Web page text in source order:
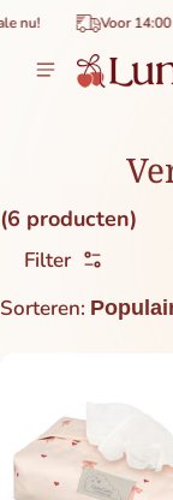
inhoudVoor 14:00
(6 producten)
Filter
Sorteren: